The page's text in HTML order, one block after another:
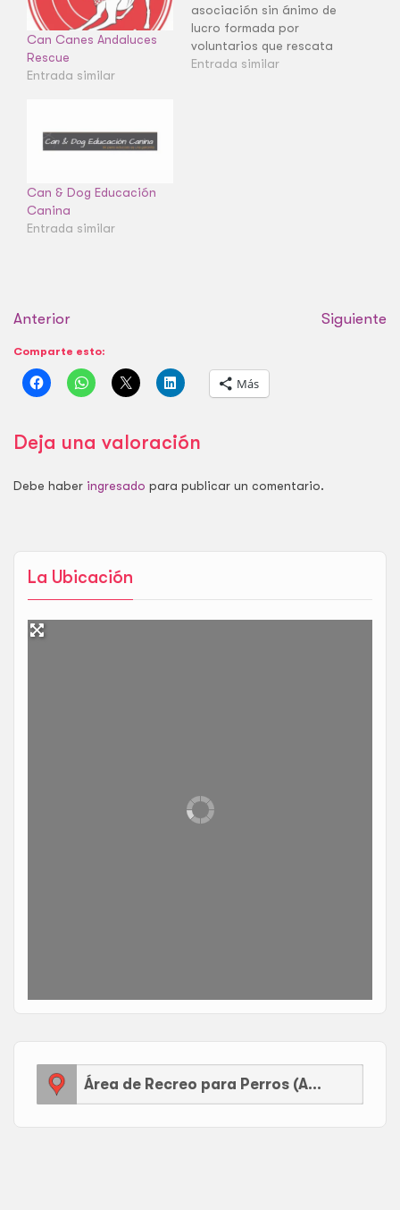
La Ubicación
Área de Recreo para Perros (AEP)
Can Canes Andaluces
Rescue
Entrada similar
asociación sin ánimo de
lucro formada por
voluntarios que rescata
y busca hogar a gatos
Entrada similar
Can & Dog Educación
Canina
Entrada similar
Anterior Siguiente
Comparte esto:
Más
Deja una valoración
Debe haber ingresado para publicar un comentario.